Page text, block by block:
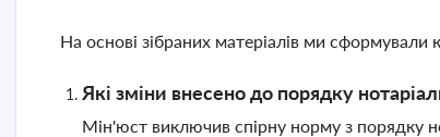
На основі зібраних матеріалів ми сформували
Які зміни внесено до порядку
Мін'юст виключив спірну норму з порядку